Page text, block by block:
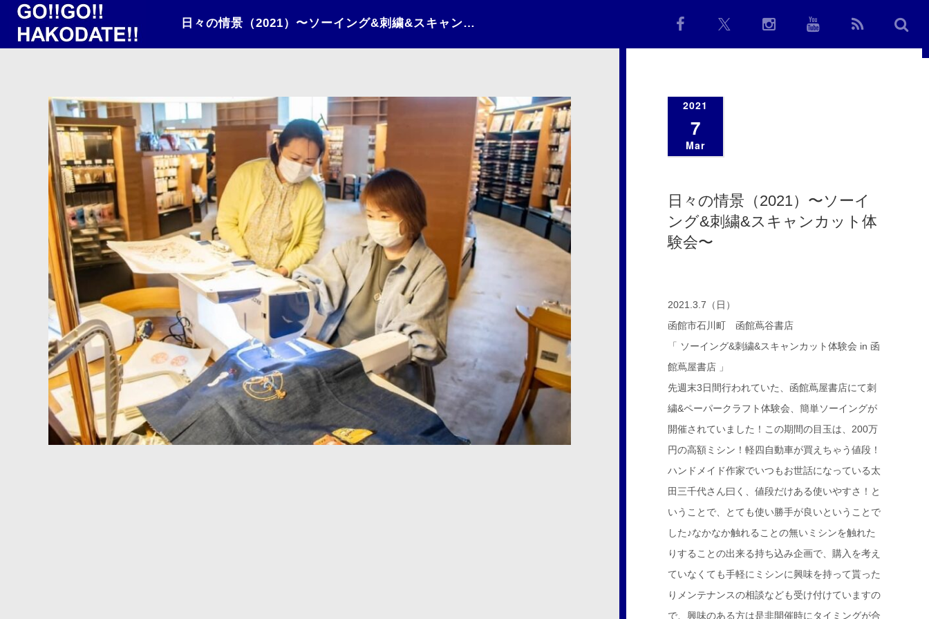
日々の情景（2021）〜ソーイング&刺繍&スキャンカット体験会〜
2021
7
Mar
日々の情景（2021）〜ソーイ
ング&刺繍&スキャンカット体
験会〜
2021.3.7（日）
函館市石川町 函館蔦谷書店
「 ソーイング&刺繍&スキャンカット体験会 in 函
館蔦屋書店 」
先週末3日間行われていた、函館蔦屋書店にて刺
繍&ペーパークラフト体験会、簡単ソーイングが
開催されていました！この期間の目玉は、200万
円の高額ミシン！軽四自動車が買えちゃう値段！
ハンドメイド作家でいつもお世話になっている太
田三千代さん曰く、値段だけある使いやすさ！と
いうことで、とても使い勝手が良いということで
した♪なかなか触れることの無いミシンを触れた
りすることの出来る持ち込み企画で、購入を考え
ていなくても手軽にミシンに興味を持って貰った
りメンテナンスの相談なども受け付けていますの
で、興味のある方は是非開催時にタイミングが合